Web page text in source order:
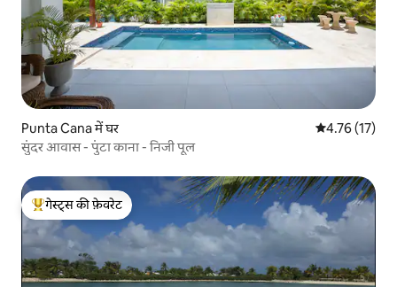
Punta Cana में घर औसत रेटिंग 5 में
4.76 (17)
सुंदर आवास - पुंटा काना - निजी पूल
गेस्ट्स का टॉप फ़ेवरेट
गेस्ट्स की फ़ेवरेट